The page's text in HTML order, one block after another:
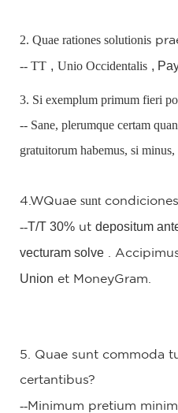
2. Quae rationes solutionis
-- TT , Unio Occidentalis ,
3. Si exemplum primum fieri
-- Sane, plerumque certam
gratuitorum habemus, si
4.WQuae sunt
--T/T 30% ut depositum
vecturam solve
Union et MoneyGram.
5. Quae sunt commoda
certantibus?
--Minimum pretium